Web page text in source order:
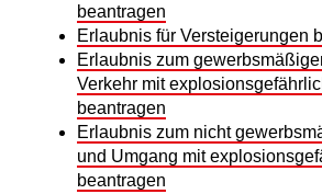
beantragen
Erlaubnis für Versteigerungen
Erlaubnis zum
Verkehr mit
beantragen
Erlaubnis zum nicht
und Umgang mit
beantragen